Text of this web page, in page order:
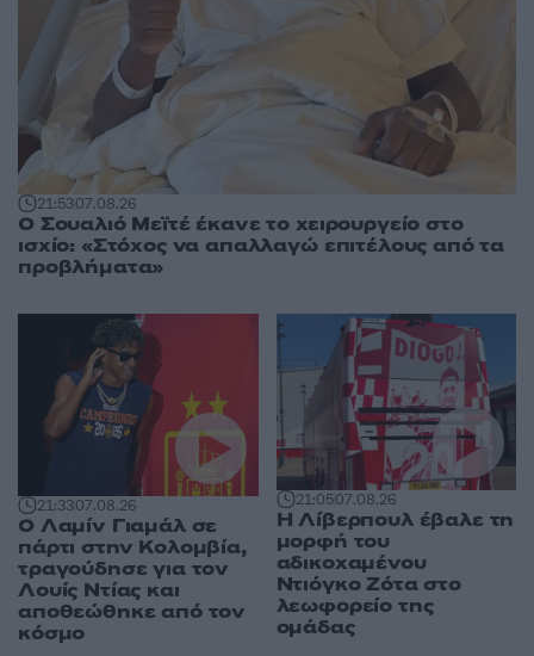
21:5307.08.26
Ο Σουαλιό Μεϊτέ έκανε το χειρουργείο στο
ισχίο: «Στόχος να απαλλαγώ επιτέλους από τα
προβλήματα»
21:3307.08.26
Ο Λαμίν Γιαμάλ σε
πάρτι στην Κολομβία,
τραγούδησε για τον
Λουίς Ντίας και
αποθεώθηκε από τον
κόσμο
21:0507.08.26
Η Λίβερπουλ έβαλε τη
μορφή του
αδικοχαμένου
Ντιόγκο Ζότα στο
λεωφορείο της
ομάδας